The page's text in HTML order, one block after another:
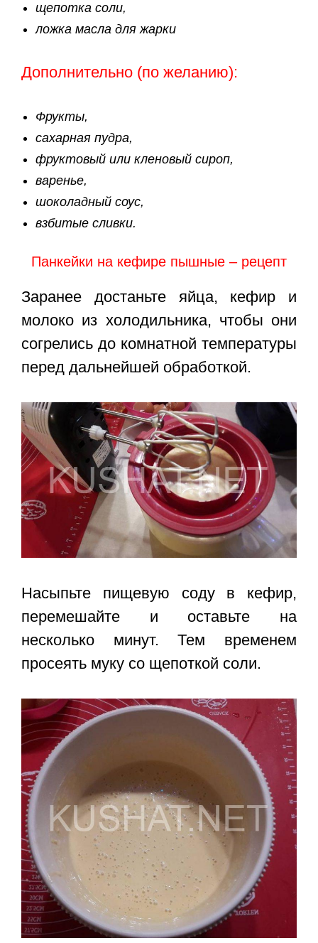
щепотка соли,
ложка масла для жарки
Дополнительно (по желанию):
Фрукты,
сахарная пудра,
фруктовый или кленовый сироп,
варенье,
шоколадный соус,
взбитые сливки.
Панкейки на кефире пышные – рецепт
Заранее достаньте яйца, кефир и
молоко из холодильника, чтобы они
согрелись до комнатной температуры
перед дальнейшей обработкой.
Насыпьте пищевую соду в кефир,
перемешайте и оставьте на
несколько минут. Тем временем
просеять муку со щепоткой соли.